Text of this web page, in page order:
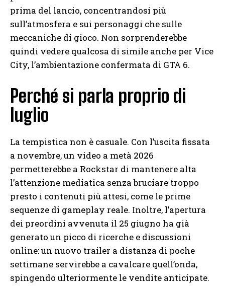
prima del lancio, concentrandosi più
sull’atmosfera e sui personaggi che sulle
meccaniche di gioco. Non sorprenderebbe
quindi vedere qualcosa di simile anche per Vice
City, l’ambientazione confermata di GTA 6.
Perché si parla proprio di
luglio
La tempistica non è casuale. Con l’uscita fissata
a novembre, un video a metà 2026
permetterebbe a Rockstar di mantenere alta
l’attenzione mediatica senza bruciare troppo
presto i contenuti più attesi, come le prime
sequenze di gameplay reale. Inoltre, l’apertura
dei preordini avvenuta il 25 giugno ha già
generato un picco di ricerche e discussioni
online: un nuovo trailer a distanza di poche
settimane servirebbe a cavalcare quell’onda,
spingendo ulteriormente le vendite anticipate.